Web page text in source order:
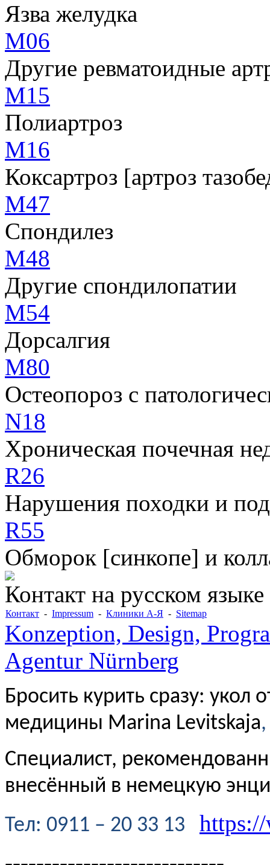
Язва желудка
M06
Другие ревматоидные
M15
Полиартроз
M16
Коксартроз [артроз
M47
Спондилез
M48
Другие спондилопатии
M54
Дорсалгия
M80
Остеопороз с
N18
Хроническая почечная
R26
Нарушения походки и
R55
Обморок [синкопе] и
Контакт на русском
Контакт - Impressum - Клиники А-Я - Sitemap
Konzeption, Design,
Agentur Nürnberg
Бросить курить сразу: укол
медицины Marina Levitskaja,
Специалист,
внесённый в немецкую
Teл: 0911 – 20 33 13